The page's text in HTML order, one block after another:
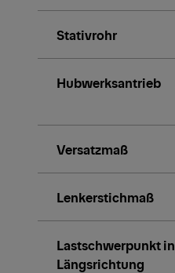
Stativrohr
Hubwerksantrieb
Versatzmaß
Lenkerstichmaß
Lastschwerpunkt in
Längsrichtung